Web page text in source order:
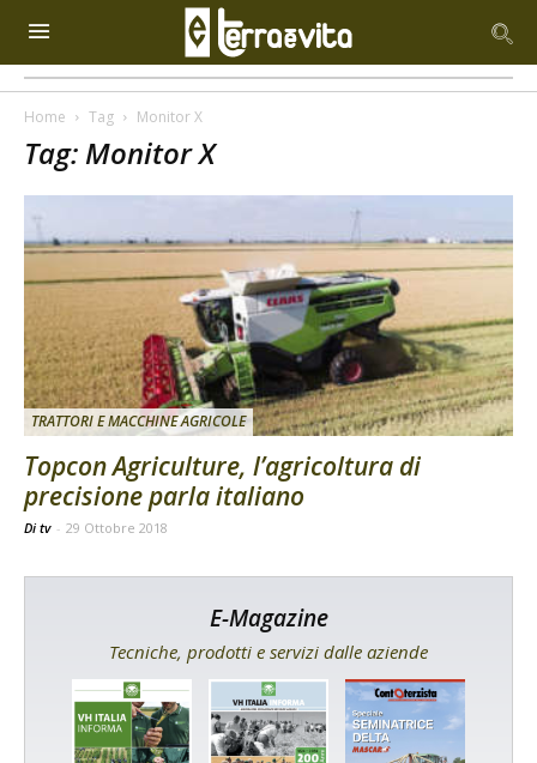
Home Tag Monitor X
Tag: Monitor X
TRATTORI E MACCHINE AGRICOLE
Topcon Agriculture, l’agricoltura di
precisione parla italiano
Di tv - 29 Ottobre 2018
E-Magazine
Tecniche, prodotti e servizi dalle aziende